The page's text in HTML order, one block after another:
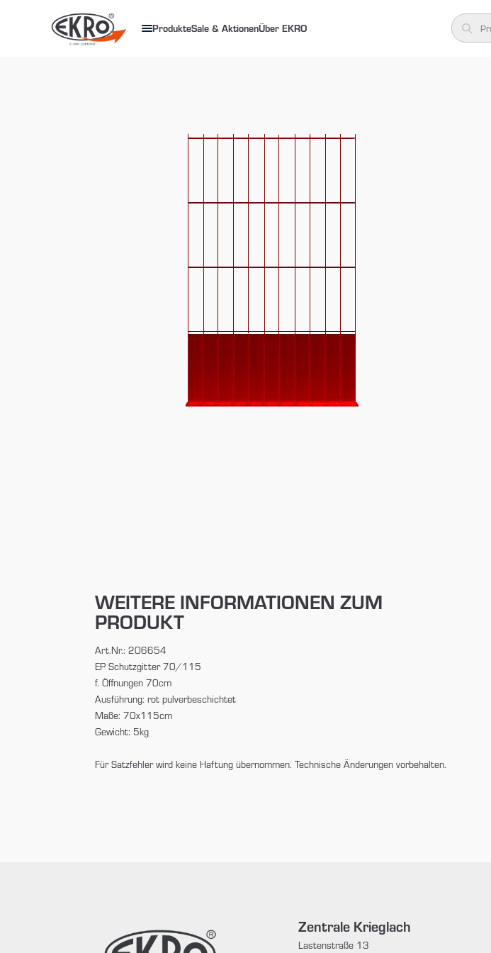
ProdukteSale & AktionenÜber EKRO
WEITERE INFORMATIONEN ZUM
PRODUKT
Art.Nr.: 206654
EP Schutzgitter 70/115
f. Öffnungen 70cm
Ausführung: rot pulverbeschichtet
Maße: 70x115cm
Gewicht: 5kg
Für Satzfehler wird keine Haftung übernommen. Technische Änderungen vorbehalten.
Zentrale Krieglach
Lastenstraße 13